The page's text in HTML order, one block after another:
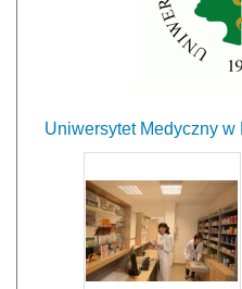
Uniwersytet Medyczny w